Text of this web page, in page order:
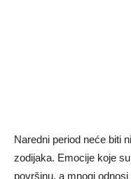
Naredni period neće biti
zodijaka. Emocije koje
površinu, a mnogi